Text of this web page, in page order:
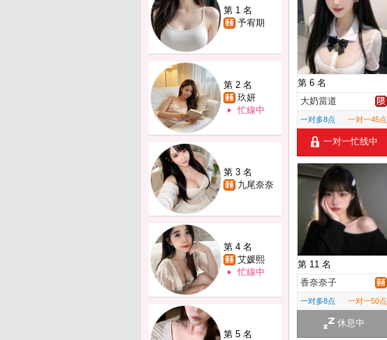
第 1 名
予宥期
第 2 名
玖妍
忙線中
第 3 名
九尾奈奈
第 4 名
艾媛熙
忙線中
第 5 名
第 6 名
大奶當道
一对多8点 一对一45点
一对一忙线中
第 11 名
香奈奈子
一对多8点 一对一50点
休息中